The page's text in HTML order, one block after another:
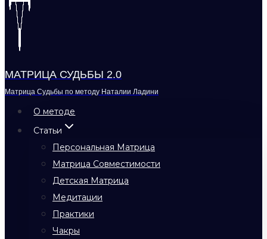
МАТРИЦА СУДЬБЫ 2.0
Матрица Судьбы по методу Наталии Ладини
О методе
Статьи
Персональная Матрица
Матрица Совместимости
Детская Матрица
Медитации
Практики
Чакры